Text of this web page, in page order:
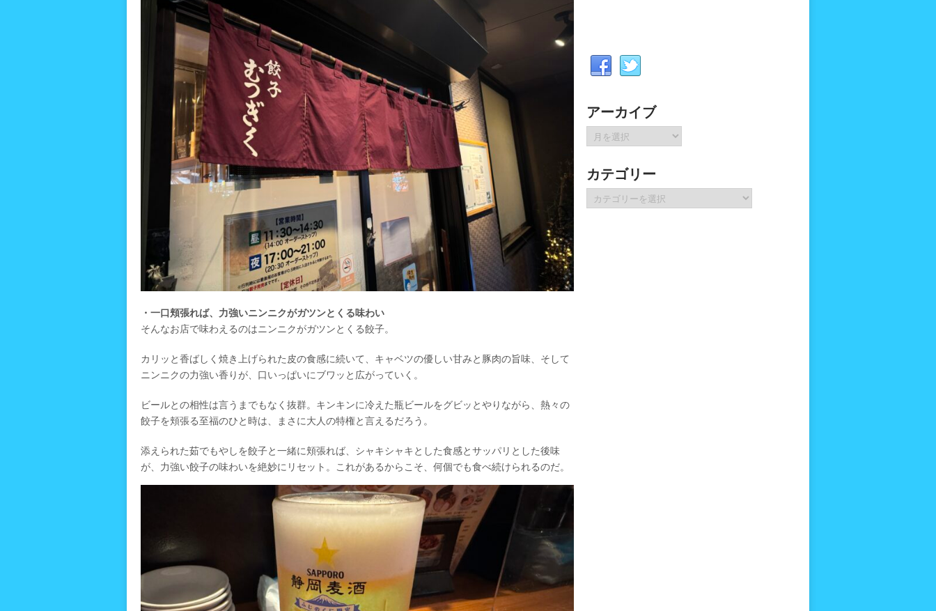
・一口頬張れば、力強いニンニクがガツンとくる味わい
そんなお店で味わえるのはニンニクがガツンとくる餃子。
カリッと香ばしく焼き上げられた皮の食感に続いて、キャベツの優しい甘みと豚肉の旨味、そして
ニンニクの力強い香りが、口いっぱいにブワッと広がっていく。
ビールとの相性は言うまでもなく抜群。キンキンに冷えた瓶ビールをグビッとやりながら、熱々の
餃子を頬張る至福のひと時は、まさに大人の特権と言えるだろう。
添えられた茹でもやしを餃子と一緒に頬張れば、シャキシャキとした食感とサッパリとした後味
が、力強い餃子の味わいを絶妙にリセット。これがあるからこそ、何個でも食べ続けられるのだ。
アーカイブ
ア
ー
イ
ブ
カテゴリー
テ